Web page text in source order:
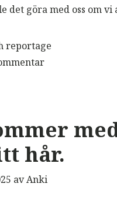
det göra med oss om vi
reportage
hår.
avAnki